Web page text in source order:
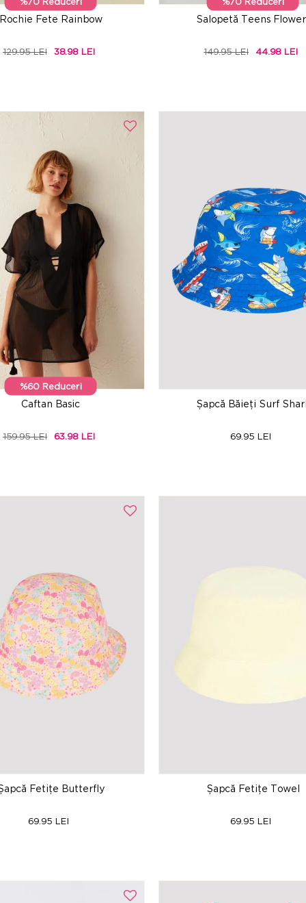
Fete Rainbow
129.95 LEI 38.98 LEI
Salopetă Teens
149.95 LEI 44.98 LEI
%60 Reduceri
Caftan Basic
159.95 LEI 63.98 LEI
Șapcă Băieți Surf
69.95 LEI
Fetițe Butterfly
69.95 LEI
Șapcă Fetițe Towel
69.95 LEI